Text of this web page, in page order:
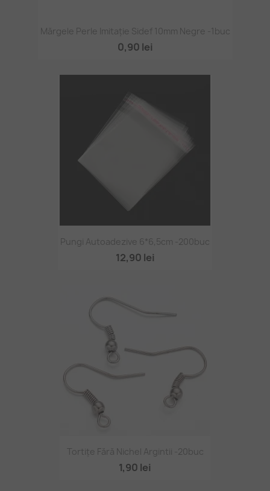
Mărgele Perle Imitație Sidef 10mm Negre -1buc
0,90 lei
Pungi Autoadezive 6*6,5cm -200buc
12,90 lei
Tortițe Fără Nichel Argintii -20buc
1,90 lei